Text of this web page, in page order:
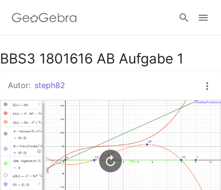
Google Classroom
GeoGebra Classroom
BBS3 1801616 AB Aufgabe 1
Autor: steph82